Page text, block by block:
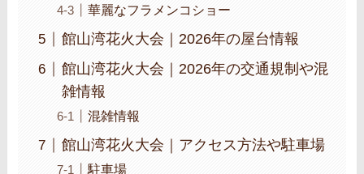
華麗なフラメンコショー
館山湾花火大会｜2026年の屋台情報
館山湾花火大会｜2026年の交通規制や混
雑情報
混雑情報
館山湾花火大会｜アクセス方法や駐車場
駐車場